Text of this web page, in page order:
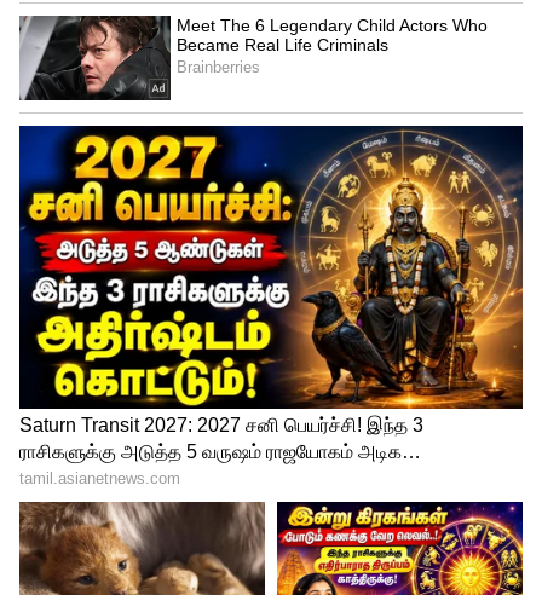
4
5
Image Credit :Pinterest
மைலேஜ் திடீர்னு குறைஞ்சா இதை